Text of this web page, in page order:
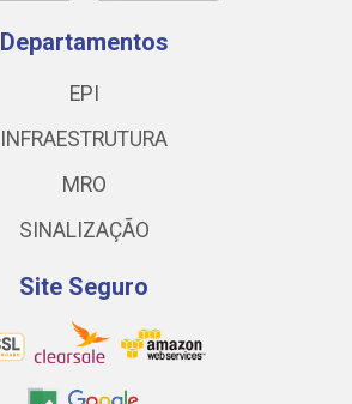
Departamentos
EPI
INFRAESTRUTURA
MRO
SINALIZAÇÃO
Site Seguro